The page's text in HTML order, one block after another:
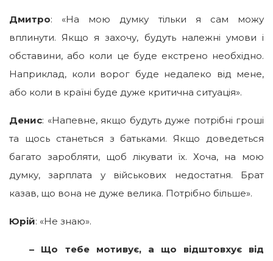
Дмитро: «На мою думку тільки я сам можу
вплинути. Якщо я захочу, будуть належні умови і
обставини, або коли це буде екстрено необхідно.
Наприклад, коли ворог буде недалеко від мене,
або коли в країні буде дуже критична ситуація».
Денис: «Напевне, якщо будуть дуже потрібні гроші
та щось станеться з батьками. Якщо доведеться
багато заробляти, щоб лікувати їх. Хоча, на мою
думку, зарплата у військових недостатня. Брат
казав, що вона не дуже велика. Потрібно більше».
Юрій: «Не знаю».
– Що тебе мотивує, а що відштовхує від